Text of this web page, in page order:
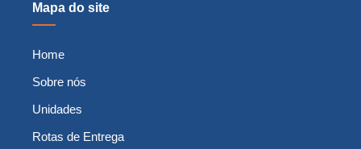
Mapa do site
Home
Sobre nós
Unidades
Rotas de Entrega